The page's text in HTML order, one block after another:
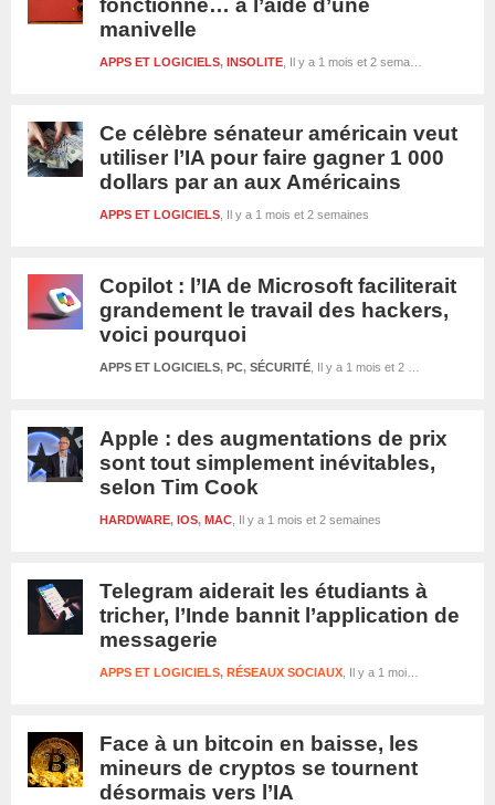
fonctionne… à l’aide d’une
manivelle
Il y a 1 mois et 2 semaines
APPS ET LOGICIELS, INSOLITE
Ce célèbre sénateur américain veut
utiliser l’IA pour faire gagner 1 000
dollars par an aux Américains
Il y a 1 mois et 2 semaines
APPS ET LOGICIELS
Copilot : l’IA de Microsoft faciliterait
grandement le travail des hackers,
voici pourquoi
Il y a 1 mois et 2 semaines
APPS ET LOGICIELS, PC, SÉCURITÉ
Apple : des augmentations de prix
sont tout simplement inévitables,
selon Tim Cook
Il y a 1 mois et 2 semaines
HARDWARE, IOS, MAC
Telegram aiderait les étudiants à
tricher, l’Inde bannit l’application de
messagerie
Il y a 1 mois et 3 semaines
APPS ET LOGICIELS, RÉSEAUX SOCIAUX
Face à un bitcoin en baisse, les
mineurs de cryptos se tournent
désormais vers l’IA